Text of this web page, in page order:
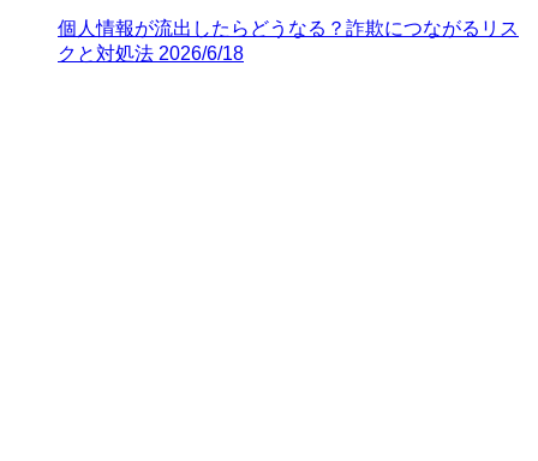
個人情報が流出したらどうなる？詐欺につながるリス
クと対処法 2026/6/18